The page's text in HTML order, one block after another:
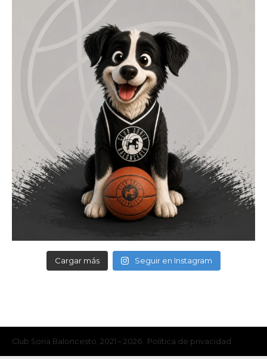
Cargar más Seguir en Instagram
Club Soria Baloncesto. 2021 – 2026. Política de privacidad.